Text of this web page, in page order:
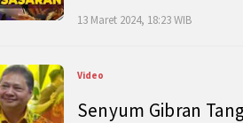
13 Maret 2024, 18:23 WIB
Video
Senyum Gibran